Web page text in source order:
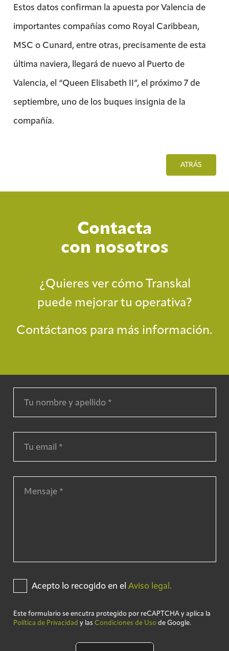
Estos datos confirman la apuesta por Valencia de
importantes compañías como Royal Caribbean,
MSC o Cunard, entre otras, precisamente de esta
última naviera, llegará de nuevo al Puerto de
Valencia, el “Queen Elisabeth II”, el próximo 7 de
septiembre, uno de los buques insignia de la
compañía.
ATRÁS
Contacta
con nosotros
¿Quieres ver cómo Transkal
puede mejorar tu operativa?
Contáctanos para más información.
Acepto lo recogido en el Aviso legal.
Este formulario se encutra protegido por reCAPTCHA y aplica la
Política de Privacidad y las Condiciones de Uso de Google.